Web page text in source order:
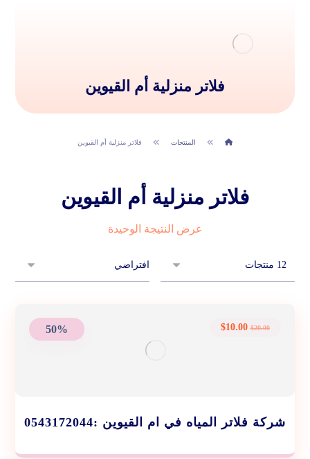
فلاتر منزلية أم القيوين
المنتجات فلاتر منزلية أم القيوين
فلاتر منزلية أم القيوين
عرض النتيجة الوحيدة
50%
شركة فلاتر المياه في ام القيوين :0543172044
$20.00
$10.00